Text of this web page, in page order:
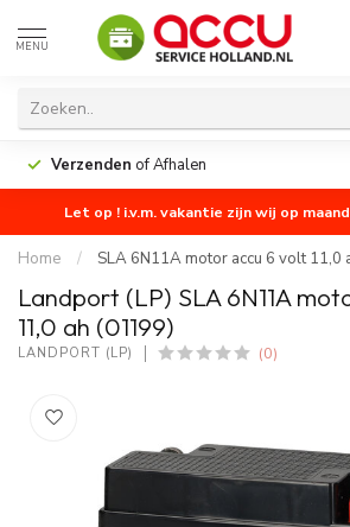
MENU
Verzenden of Afhalen
Let op ! i.v.m. vakantie zijn wij op
Home / SLA 6N11A motor accu 6 volt 11,0
Landport (LP) SLA 6N11A
11,0 ah (01199)
LANDPORT (LP) (0)